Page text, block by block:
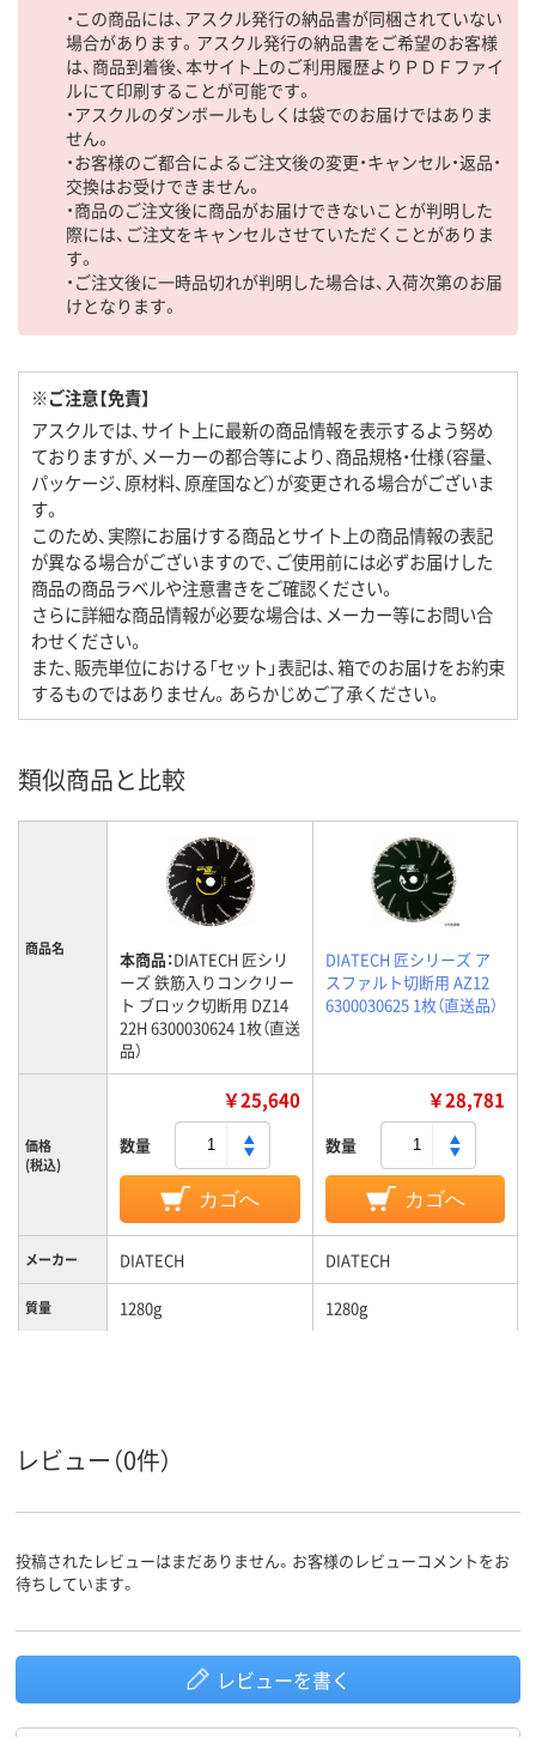
・この商品には、アスクル発行の納品書が同梱されていない
場合があります。アスクル発行の納品書をご希望のお客様
は、商品到着後、本サイト上のご利用履歴よりＰＤＦファイ
ルにて印刷することが可能です。
・アスクルのダンボールもしくは袋でのお届けではありま
せん。
・お客様のご都合によるご注文後の変更・キャンセル・返品・
交換はお受けできません。
・商品のご注文後に商品がお届けできないことが判明した
際には、ご注文をキャンセルさせていただくことがありま
す。
・ご注文後に一時品切れが判明した場合は、入荷次第のお届
けとなります。
※ご注意【免責】
アスクルでは、サイト上に最新の商品情報を表示するよう努め
ておりますが、メーカーの都合等により、商品規格・仕様（容量、
パッケージ、原材料、原産国など）が変更される場合がございま
す。
このため、実際にお届けする商品とサイト上の商品情報の表記
が異なる場合がございますので、ご使用前には必ずお届けした
商品の商品ラベルや注意書きをご確認ください。
さらに詳細な商品情報が必要な場合は、メーカー等にお問い合
わせください。
また、販売単位における「セット」表記は、箱でのお届けをお約束
するものではありません。あらかじめご了承ください。
類似商品と比較
商品名 本商品：DIATECH 匠シリ
ーズ 鉄筋入りコンクリー
ト ブロック切断用 DZ14
22H 6300030624 1枚（直送
品）
DIATECH 匠シリーズ ア
スファルト切断用 AZ12
6300030625 1枚（直送品）
価格
(税込)
￥25,640
数量
カゴへ
￥28,781
数量
カゴへ
メーカー DIATECH DIATECH
質量 1280g 1280g
レビュー（0件）
投稿されたレビューはまだありません。お客様のレビューコメントをお
待ちしています。
レビューを書く